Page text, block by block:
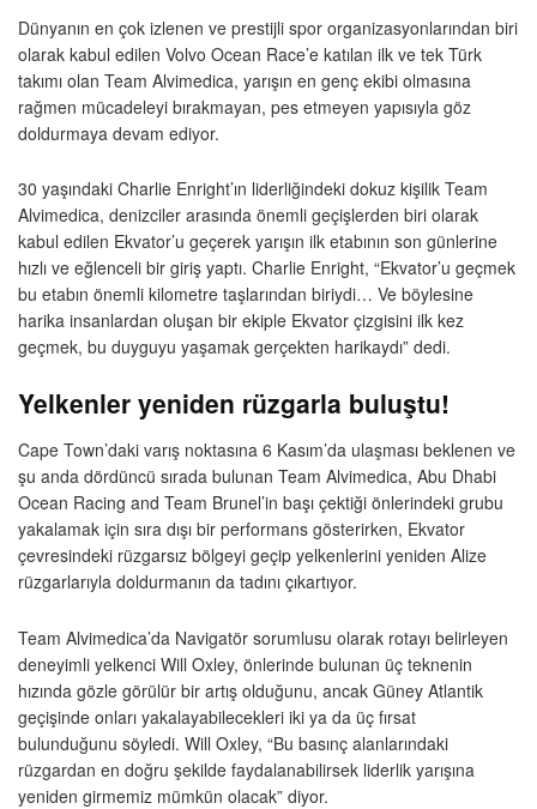
Dünyanın en çok izlenen ve prestijli spor organizasyonlarından biri
olarak kabul edilen Volvo Ocean Race’e katılan ilk ve tek Türk
takımı olan Team Alvimedica, yarışın en genç ekibi olmasına
rağmen mücadeleyi bırakmayan, pes etmeyen yapısıyla göz
doldurmaya devam ediyor.
30 yaşındaki Charlie Enright’ın liderliğindeki dokuz kişilik Team
Alvimedica, denizciler arasında önemli geçişlerden biri olarak
kabul edilen Ekvator’u geçerek yarışın ilk etabının son günlerine
hızlı ve eğlenceli bir giriş yaptı. Charlie Enright, “Ekvator’u geçmek
bu etabın önemli kilometre taşlarından biriydi… Ve böylesine
harika insanlardan oluşan bir ekiple Ekvator çizgisini ilk kez
geçmek, bu duyguyu yaşamak gerçekten harikaydı” dedi.
Yelkenler yeniden rüzgarla buluştu!
Cape Town’daki varış noktasına 6 Kasım’da ulaşması beklenen ve
şu anda dördüncü sırada bulunan Team Alvimedica, Abu Dhabi
Ocean Racing and Team Brunel’in başı çektiği önlerindeki grubu
yakalamak için sıra dışı bir performans gösterirken, Ekvator
çevresindeki rüzgarsız bölgeyi geçip yelkenlerini yeniden Alize
rüzgarlarıyla doldurmanın da tadını çıkartıyor.
Team Alvimedica’da Navigatör sorumlusu olarak rotayı belirleyen
deneyimli yelkenci Will Oxley, önlerinde bulunan üç teknenin
hızında gözle görülür bir artış olduğunu, ancak Güney Atlantik
geçişinde onları yakalayabilecekleri iki ya da üç fırsat
bulunduğunu söyledi. Will Oxley, “Bu basınç alanlarındaki
rüzgardan en doğru şekilde faydalanabilirsek liderlik yarışına
yeniden girmemiz mümkün olacak” diyor.